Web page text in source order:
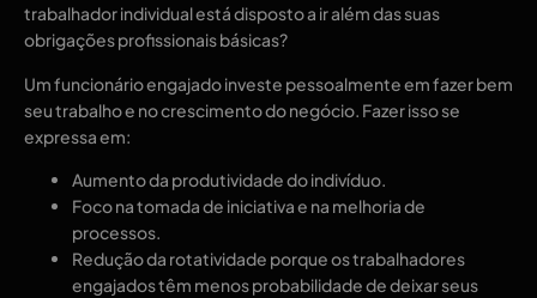
trabalhador individual está disposto a ir além das suas
obrigações profissionais básicas?
Um funcionário engajado investe pessoalmente em fazer bem
seu trabalho e no crescimento do negócio. Fazer isso se
expressa em:
Aumento da produtividade do indivíduo.
Foco na tomada de iniciativa e na melhoria de
processos.
Redução da rotatividade porque os trabalhadores
engajados têm menos probabilidade de deixar seus